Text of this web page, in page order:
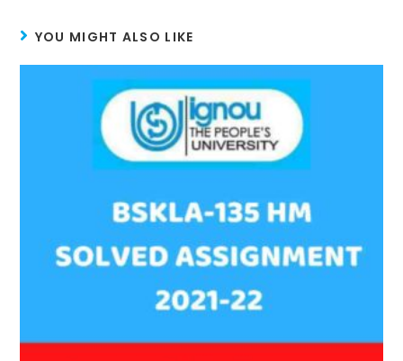
A
p
p
st
YOU MIGHT ALSO LIKE